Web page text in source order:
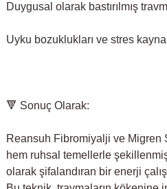
Duygusal olarak bastırılmış
Uyku bozuklukları ve stres
🔻 Sonuç Olarak:
Reansuh Fibromiyalji ve Migren
hem ruhsal temellerle
olarak şifalandıran bir enerji